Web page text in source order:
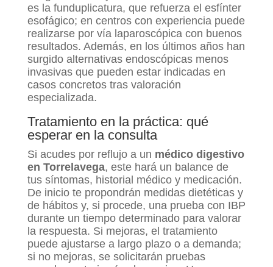
es la funduplicatura, que refuerza el esfínter
esofágico; en centros con experiencia puede
realizarse por vía laparoscópica con buenos
resultados. Además, en los últimos años han
surgido alternativas endoscópicas menos
invasivas que pueden estar indicadas en
casos concretos tras valoración
especializada.
Tratamiento en la práctica: qué
esperar en la consulta
Si acudes por reflujo a un médico digestivo
en Torrelavega, este hará un balance de
tus síntomas, historial médico y medicación.
De inicio te propondrán medidas dietéticas y
de hábitos y, si procede, una prueba con IBP
durante un tiempo determinado para valorar
la respuesta. Si mejoras, el tratamiento
puede ajustarse a largo plazo o a demanda;
si no mejoras, se solicitarán pruebas